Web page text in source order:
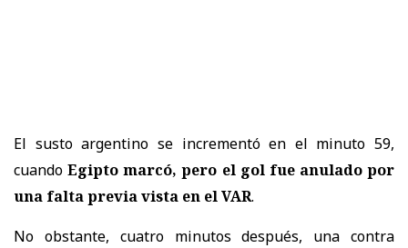
El susto argentino se incrementó en el minuto 59,
cuandoEgipto marcó, pero el gol fue anulado por
una falta previa vista en el VAR.
No obstante, cuatro minutos después, una contra